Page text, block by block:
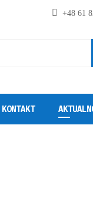
+48 61
KONTAKT